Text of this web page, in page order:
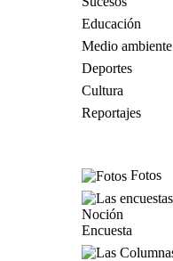
Educación
Medio ambiente
Deportes
Cultura
Reportajes
Fotos
Encuesta